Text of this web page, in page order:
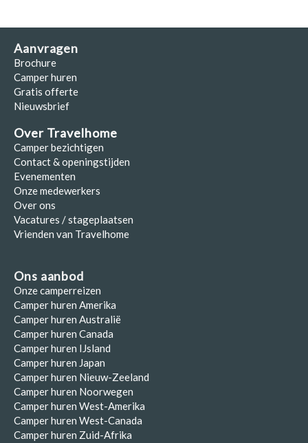
Aanvragen
Brochure
Camper huren
Gratis offerte
Nieuwsbrief
Over Travelhome
Camper bezichtigen
Contact & openingstijden
Evenementen
Onze medewerkers
Over ons
Vacatures / stageplaatsen
Vrienden van Travelhome
Ons aanbod
Onze camperreizen
Camper huren Amerika
Camper huren Australië
Camper huren Canada
Camper huren IJsland
Camper huren Japan
Camper huren Nieuw-Zeeland
Camper huren Noorwegen
Camper huren West-Amerika
Camper huren West-Canada
Camper huren Zuid-Afrika